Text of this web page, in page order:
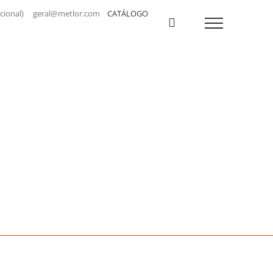
geral@metlor.com CATÁLOGO